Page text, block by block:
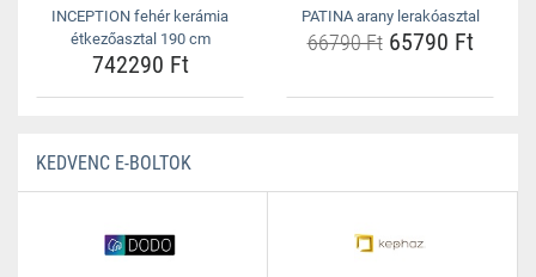
INCEPTION fehér kerámia
étkezőasztal 190 cm
742290 Ft
PATINA arany lerakóasztal
66790 Ft65790 Ft
KEDVENC E-BOLTOK